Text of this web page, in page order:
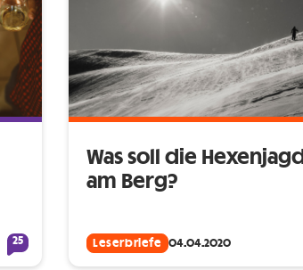
25
Was soll die Hexenjagd
am Berg?
Leserbriefe 04.04.2020